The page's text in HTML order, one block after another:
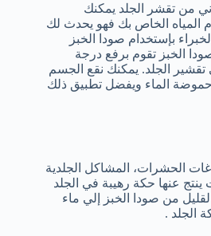
من تقشر الجلد يمكنك
المياه الخاص بك فهو يحدث لك
بإستخدام صودا الخبز
الخبز تقوم برفع درجة
الجلد. يمكنك نقع الجسم
الماء ويفضل تطبيق ذلك
الحشرات، المشاكل الجلدية
ينتج عنها حكة رهيبة في الجلد
من صودا الخبز إلي ماء
الجلد .